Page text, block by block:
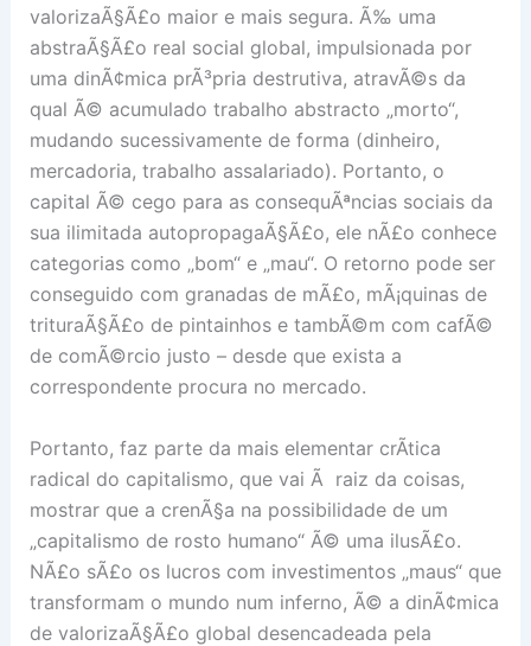
valorizaÃ§Ã£o maior e mais segura. Ã‰ uma
abstraÃ§Ã£o real social global, impulsionada por
uma dinÃ¢mica prÃ³pria destrutiva, atravÃ©s da
qual Ã© acumulado trabalho abstracto „morto“,
mudando sucessivamente de forma (dinheiro,
mercadoria, trabalho assalariado). Portanto, o
capital Ã© cego para as consequÃªncias sociais da
sua ilimitada autopropagaÃ§Ã£o, ele nÃ£o conhece
categorias como „bom“ e „mau“. O retorno pode ser
conseguido com granadas de mÃ£o, mÃ¡quinas de
trituraÃ§Ã£o de pintainhos e tambÃ©m com cafÃ©
de comÃ©rcio justo – desde que exista a
correspondente procura no mercado.
Portanto, faz parte da mais elementar crÃ­tica
radical do capitalismo, que vai Ã raiz da coisas,
mostrar que a crenÃ§a na possibilidade de um
„capitalismo de rosto humano“ Ã© uma ilusÃ£o.
NÃ£o sÃ£o os lucros com investimentos „maus“ que
transformam o mundo num inferno, Ã© a dinÃ¢mica
de valorizaÃ§Ã£o global desencadeada pela